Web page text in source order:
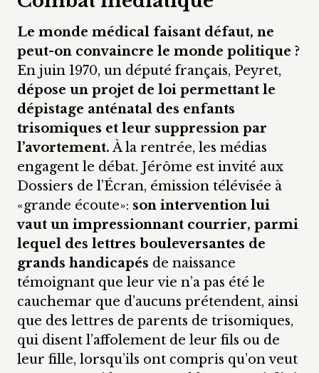
Le monde médical faisant défaut, ne
peut-on convaincre le monde politique ?
En juin 1970, un député français, Peyret,
dépose un projet de loi permettant le
dépistage anténatal des enfants
trisomiques et leur suppression par
l’avortement. À la rentrée, les médias
engagent le débat. Jérôme est invité aux
Dossiers de l’Écran, émission télévisée à
«grande écoute»: son intervention lui
vaut un impressionnant courrier, parmi
lequel des lettres bouleversantes de
grands handicapés de naissance
témoignant que leur vie n’a pas été le
cauchemar que d’aucuns prétendent, ainsi
que des lettres de parents de trisomiques,
qui disent l’affolement de leur fils ou de
leur fille, lorsqu’ils ont compris qu’on veut